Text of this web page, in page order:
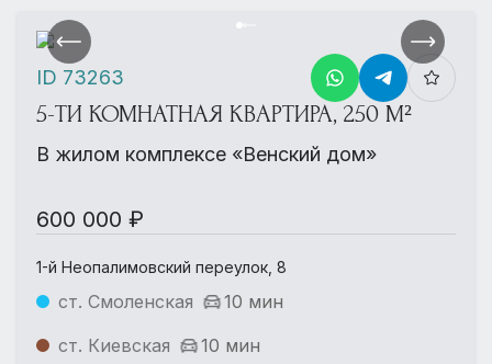
5-ТИ КОМНАТНАЯ КВАРТИРА, 250 М²
В жилом комплексе «Венский дом»
600 000 ₽
1-й Неопалимовский переулок, 8
ст. Смоленская
10 мин
ст. Киевская
10 мин
ID 73263